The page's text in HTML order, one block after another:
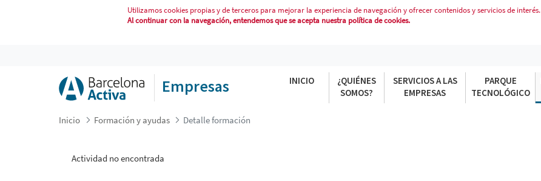
Utilizamos cookies propias y de terceros para mejorar la experiencia de navegación y ofrecer contenidos y servicios de interés.
Al continuar con la navegación, entendemos que se acepta nuestra política de cookies.
Empresas INICIO
¿QUIÉNES
SOMOS?
SERVICIOS A LAS
EMPRESAS
PARQUE
TECNOLÓGICO
Inicio Formación y ayudas Detalle formación
Actividad no encontrada